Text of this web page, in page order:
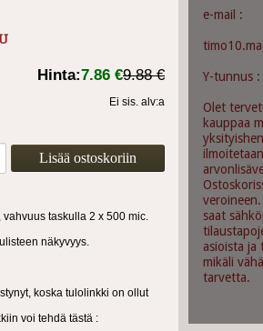
Hinta:7.86 €9.88 €
Ei sis. alv:a
taskulla 2 x 500 mic.
näkyvyys.
koska tulolinkki on ollut
voi tehdä tästä :
e-mail :
Y-tunnus
Olet
kauppaa
saat
asioista ja
mikäli
tarvetta.